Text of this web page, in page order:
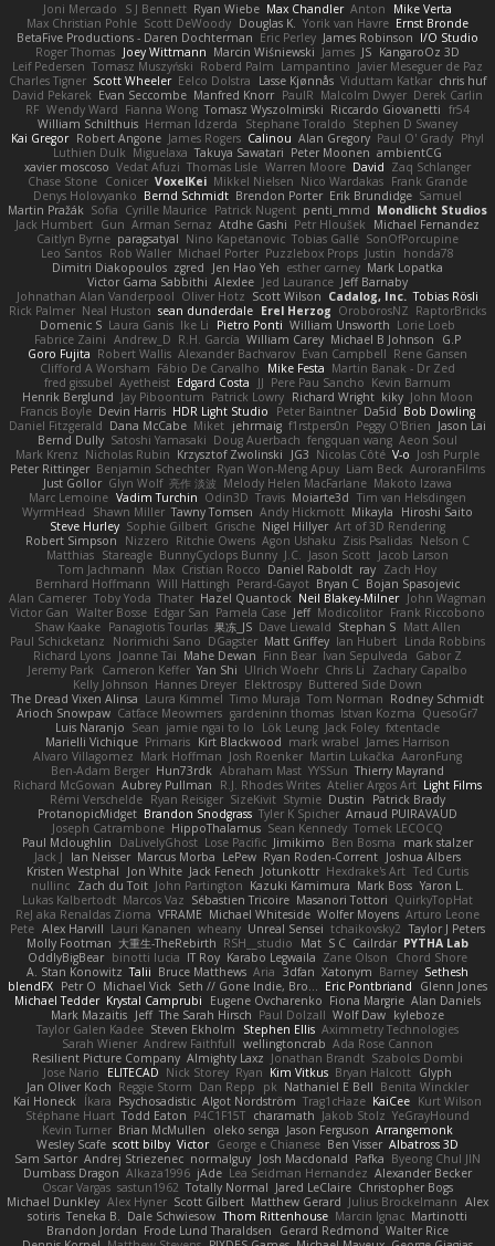
Joni Mercado S J Bennett Ryan Wiebe Max Chandler Anton
Mike Verta
Max Christian Pohle Scott DeWoody Douglas K. Yorik van Havre Ernst Bronde
BetaFive Productions - Daren Dochterman Eric Perley James Robinson I/O Studio
Roger Thomas Joey Wittmann Marcin Wiśniewski James JS KangaroOz 3D
Leif Pedersen Tomasz Muszyński Roberd Palm Lampantino Javier Meseguer de Paz
Charles Tigner Scott Wheeler Eelco Dolstra Lasse Kjønnås Viduttam Katkar chris huf
David Pekarek Evan Seccombe Manfred Knorr PaulR Malcolm Dwyer Derek Carlin
RF Wendy Ward Fianna Wong Tomasz Wyszolmirski Riccardo Giovanetti fr54
William Schilthuis Herman Idzerda Stephane Toraldo Stephen D Swaney
Kai Gregor Robert Angone James Rogers Calinou Alan Gregory Paul O' Grady Phyl
Luthien Dulk Miguelaxa Takuya Sawatari Peter Moonen ambientCG
xavier moscoso Vedat Afuzi Thomas Lisle Warren Moore David Zaq Schlanger
Chase Stone Conicer VoxelKei Mikkel Nielsen Nico Wardakas Frank Grande
Denys Holovyanko Bernd Schmidt Brendon Porter Erik Brundidge Samuel
Martin Pražák Sofia Cyrille Maurice Patrick Nugent penti_mmd Mondlicht Studios
Jack Humbert Gun Arman Sernaz Atdhe Gashi Petr Hloušek
Michael Fernandez
Caitlyn Byrne paragsatyal Nino Kapetanovic Tobias Gallé SonOfPorcupine
Leo Santos Rob Waller Michael Porter Puzzlebox Props Justin
honda78
Dimitri Diakopoulos zgred Jen Hao Yeh esther carney Mark Lopatka
Victor Gama Sabbithi Alexlee Jed Laurance Jeff Barnaby
Johnathan Alan Vanderpool Oliver Hotz Scott Wilson Cadalog, Inc. Tobias Rösli
Rick Palmer Neal Huston sean dunderdale Erel Herzog OroborosNZ RaptorBricks
Domenic S Laura Ganis Ike Li Pietro Ponti William Unsworth Lorie Loeb
Fabrice Zaini Andrew_D R.H. García William Carey Michael B Johnson
G.P
Goro Fujita Robert Wallis Alexander Bachvarov Evan Campbell Rene Gansen
Clifford A Worsham Fábio De Carvalho Mike Festa Martin Banak - Dr Zed
fred gissubel Ayetheist Edgard Costa JJ Pere Pau Sancho Kevin Barnum
Henrik Berglund Jay Piboontum Patrick Lowry Richard Wright kiky John Moon
Francis Boyle Devin Harris HDR Light Studio Peter Baintner Da5id Bob Dowling
Daniel Fitzgerald Dana McCabe Miket jehrmaig f1rstpers0n Peggy O'Brien Jason Lai
Bernd Dully Satoshi Yamasaki Doug Auerbach fengquan wang Aeon Soul
Mark Krenz Nicholas Rubin Krzysztof Zwolinski JG3 Nicolas Côté V-o Josh Purple
Peter Rittinger Benjamin Schechter Ryan Won-Meng Apuy Liam Beck AuroranFilms
Just Gollor Glyn Wolf 亮作 淡波 Melody Helen MacFarlane Makoto Izawa
Marc Lemoine Vadim Turchin Odin3D Travis Moiarte3d Tim van Helsdingen
WyrmHead
Shawn Miller Tawny Tomsen Andy Hickmott Mikayla
Hiroshi Saito
Steve Hurley Sophie Gilbert Grische Nigel Hillyer Art of 3D Rendering
Robert Simpson
Nizzero Ritchie Owens Agon Ushaku Zisis Psalidas Nelson C
Matthias Stareagle BunnyCyclops Bunny J.C. Jason Scott Jacob Larson
Tom Jachmann
Max Cristian Rocco Daniel Raboldt ray Zach Hoy
Bernhard Hoffmann Will Hattingh Perard-Gayot Bryan C Bojan Spasojevic
Alan Camerer Toby Yoda Thater Hazel Quantock Neil Blakey-Milner John Wagman
Victor Gan Walter Bosse Edgar San Pamela Case Jeff Modicolitor Frank Riccobono
Shaw Kaake Panagiotis Tourlas 果冻_JS Dave Liewald Stephan S Matt Allen
Paul Schicketanz
Norimichi Sano DGagster Matt Griffey Ian Hubert Linda Robbins
Richard Lyons Joanne Tai Mahe Dewan Finn Bear Ivan Sepulveda
Gabor Z
Jeremy Park
Cameron Keffer Yan Shi Ulrich Woehr Chris Li
Zachary Capalbo
Kelly Johnson Hannes Dreyer Elektrospy Buttered Side Down
The Dread Vixen Alinsa Laura Kimmel Timo Muraja Tom Norman Rodney Schmidt
Arioch Snowpaw Catface Meowmers gardeninn thomas Istvan Kozma QuesoGr7
Luis Naranjo Sean jamie ngai to lo Lök Leung Jack Foley fxtentacle
Marielli Vichique Primaris Kirt Blackwood mark wrabel James Harrison
Alvaro Villagomez Mark Hoffman Josh Roenker Martin Lukačka AaronFung
Ben-Adam Berger Hun73rdk Abraham Mast YYSSun Thierry Mayrand
Richard McGowan Aubrey Pullman R.J. Rhodes Writes Atelier Argos Art Light Films
Rémi Verschelde Ryan Reisiger SizeKivit Stymie Dustin
Patrick Brady
ProtanopicMidget Brandon Snodgrass Tyler K Spicher Arnaud PUIRAVAUD
Joseph Catrambone HippoThalamus Sean Kennedy Tomek LECOCQ
Paul Mcloughlin
DaLivelyGhost Lose Pacific Jimikimo Ben Bosma
mark stalzer
Jack J
Ian Neisser Marcus Morba LePew Ryan Roden-Corrent Joshua Albers
Kristen Westphal
Jon White Jack Fenech Jotunkottr Hexdrake's Art Ted Curtis
nullinc Zach du Toit John Partington Kazuki Kamimura Mark Boss Yaron L.
Lukas Kalbertodt Marcos Vaz Sébastien Tricoire Masanori Tottori QuirkyTopHat
ReJ aka Renaldas Zioma VFRAME Michael Whiteside Wolfer Moyens Arturo Leone
Pete Alex Harvill Lauri Kananen wheany Unreal Sensei tchaikovsky2 Taylor J Peters
Molly Footman 大重生-TheRebirth RSH__studio Mat S C Cailrdar PYTHA Lab
OddlyBigBear binotti lucia IT Roy Karabo Legwaila Zane Olson
Chord Shore
A. Stan Konowitz Talii Bruce Matthews Aria 3dfan Xatonym Barney Sethesh
blendFX Petr O Michael Vick Seth // Gone Indie, Bro... Eric Pontbriand
Glenn Jones
Michael Tedder Krystal Camprubi Eugene Ovcharenko Fiona Margrie Alan Daniels
Mark Mazaitis Jeff The Sarah Hirsch Paul Dolzall Wolf Daw kyleboze
Taylor Galen Kadee Steven Ekholm Stephen Ellis Aximmetry Technologies
Sarah Wiener Andrew Faithfull wellingtoncrab Ada Rose Cannon
Resilient Picture Company Almighty Laxz Jonathan Brandt Szabolcs Dombi
Jose Nario
ELITECAD Nick Storey Ryan Kim Vitkus Bryan Halcott Glyph
Jan Oliver Koch Reggie Storm Dan Repp pk Nathaniel E Bell Benita Winckler
Kai Honeck Íkara Psychosadistic Algot Nordström Trag1cHaze KaiCee Kurt Wilson
Stéphane Huart Todd Eaton P4C1F15T charamath Jakob Stolz YeGrayHound
Kevin Turner Brian McMullen oleko senga Jason Ferguson Arrangemonk
Wesley Scafe scott bilby Victor George e Chianese Ben Visser Albatross 3D
Sam Sartor Andrej Striezenec normalguy Josh Macdonald Pafka Byeong Chul JIN
Dumbass Dragon Alkaza1996 jAde Lea Seidman Hernandez Alexander Becker
Oscar Vargas sastun1962 Totally Normal Jared LeClaire Christopher Bogs
Michael Dunkley Alex Hyner Scott Gilbert Matthew Gerard Julius Brockelmann Alex
sotiris Teneka B. Dale Schwiesow Thom Rittenhouse Marcin Ignac Martinotti
Brandon Jordan Frode Lund Tharaldsen Gerard Redmond Walter Rice